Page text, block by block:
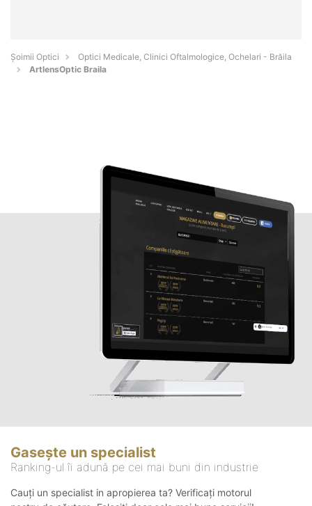
Șoimii Optici
Optici Medicale, Clinici Oftalmologice, Ochelari - Brăila
ArtlensOptic Braila
Gasește un specialist
Ranking-ul îi adună pe cei mai buni din industrie
Cauți un specialist in apropierea ta? Verificați motorul